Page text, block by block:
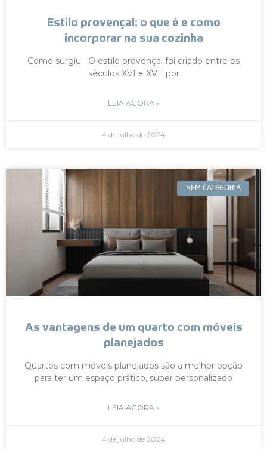
Estilo provençal: o que é e como
incorporar na sua cozinha
Como surgiu O estilo provençal foi criado entre os
séculos XVI e XVII por
LEIA AGORA »
4 de julho de 2024
SEM CATEGORIA
As vantagens de um quarto com móveis
planejados
Quartos com móveis planejados são a melhor opção
para ter um espaço prático, super personalizado
LEIA AGORA »
4 de julho de 2024